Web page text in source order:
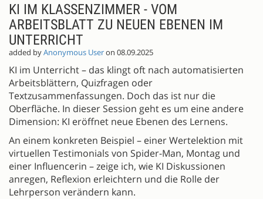
KI IM KLASSENZIMMER - VOM
ARBEITSBLATT ZU NEUEN EBENEN IM
UNTERRICHT
added byAnonymous Useron 08.09.2025
KI im Unterricht – das klingt oft nach automatisierten
Arbeitsblättern, Quizfragen oder
Textzusammenfassungen. Doch das ist nur die
Oberfläche. In dieser Session geht es um eine andere
Dimension: KI eröffnet neue Ebenen des Lernens.
An einem konkreten Beispiel – einer Wertelektion mit
virtuellen Testimonials von Spider-Man, Montag und
einer Influencerin – zeige ich, wie KI Diskussionen
anregen, Reflexion erleichtern und die Rolle der
Lehrperson verändern kann.